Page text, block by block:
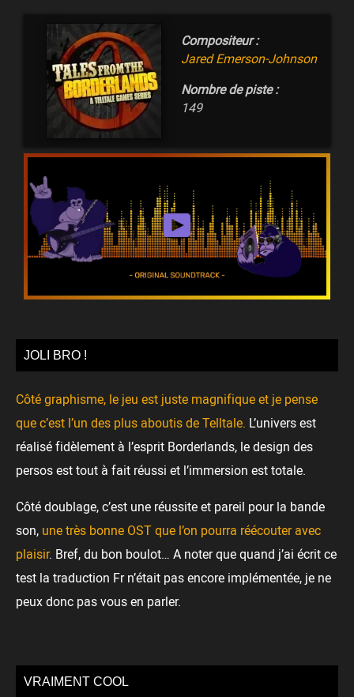
Compositeur :
Jared Emerson-Johnson
Nombre de piste :
149
JOLI BRO !
Côté graphisme, le jeu est juste magnifique et je pense
que c’est l’un des plus aboutis de Telltale. L’univers est
réalisé fidèlement à l’esprit Borderlands, le design des
persos est tout à fait réussi et l’immersion est totale.
Côté doublage, c’est une réussite et pareil pour la bande
son, une très bonne OST que l’on pourra réécouter avec
plaisir. Bref, du bon boulot… A noter que quand j’ai écrit ce
test la traduction Fr n’était pas encore implémentée, je ne
peux donc pas vous en parler.
VRAIMENT COOL